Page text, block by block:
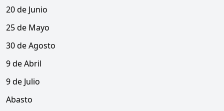
20 de Junio
25 de Mayo
30 de Agosto
9 de Abril
9 de Julio
Abasto